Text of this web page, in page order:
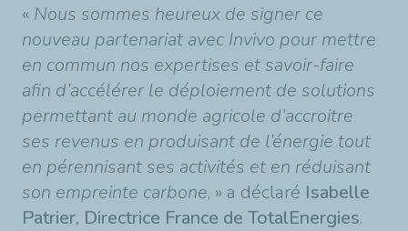
« Nous sommes heureux de signer ce
nouveau partenariat avec Invivo pour mettre
en commun nos expertises et savoir-faire
afin d’accélérer le déploiement de solutions
permettant au monde agricole d’accroitre
ses revenus en produisant de l’énergie tout
en pérennisant ses activités et en réduisant
son empreinte carbone, » a déclaré Isabelle
Patrier, Directrice France de TotalEnergies.